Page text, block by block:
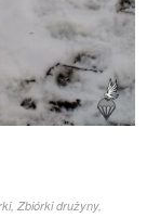
,Zbiórki drużyny,